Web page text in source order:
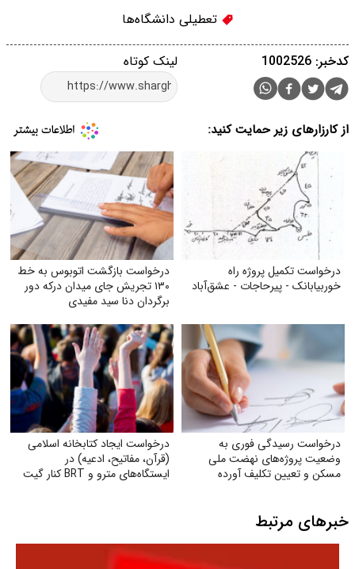
تعطیلی دانشگاه‌ها
لینک کوتاه کدخبر: 1002526
از کارزارهای زیر حمایت کنید:
درخواست تکمیل پروژه راه
خوربیابانک - پیرحاجات - عشق‌آباد
درخواست بازگشت اتوبوس به خط
۱۳۰ تجریش جای میدان درکه دور
برگردان دنا سید مفیدی
درخواست رسیدگی فوری به
وضعیت پروژه‌های نهضت ملی
مسکن و تعیین تکلیف آورده
درخواست ایجاد کتابخانه اسلامی
(قرآن، مفاتیح، ادعیه) در
ایستگاه‌های مترو و BRT کنار گیت
خبرهای مرتبط